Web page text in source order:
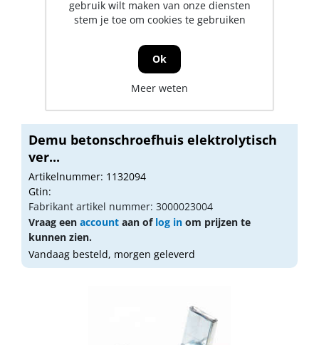
Demu betonschroefhuis elektrolytisch
ver...
Artikelnummer: 1132094
Gtin:
Fabrikant artikel nummer: 3000023004
Vraag een account aan of log in om prijzen te
kunnen zien.
Vandaag besteld, morgen geleverd
gebruik wilt maken van onze diensten
stem je toe om cookies te gebruiken
Ok
Meer weten